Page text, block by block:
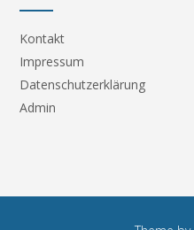
Kontakt
Impressum
Datenschutzerklärung
Admin